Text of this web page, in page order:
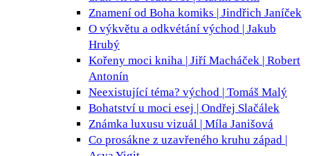
Znamení od Boha komiks | Jindřich Janíček
O výkvětu a odkvétání východ | Jakub
Hrubý
Kořeny moci kniha | Jiří Macháček | Robert
Antonín
Neexistující téma? východ | Tomáš Malý
Bohatství u moci esej | Ondřej Slačálek
Známka luxusu vizuál | Míla Janišová
Co prosákne z uzavřeného kruhu západ |